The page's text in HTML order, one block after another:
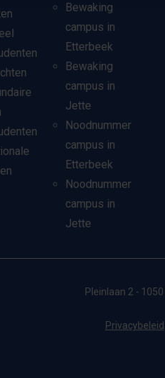
Bewaking
campus in
Etterbeek
Bewaking
campus in
Jette
Noodnummer
campus in
Etterbeek
Noodnummer
campus in
Jette
Pleinlaan 2 -
Privacybeleid